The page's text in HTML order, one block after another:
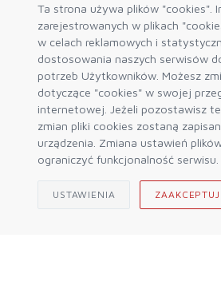
Ta strona używa plików "cookies".
zarejestrowanych w plikach
w celach reklamowych i
dostosowania naszych serwisów
potrzeb Użytkowników. Możesz
dotyczące "cookies" w swojej
internetowej. Jeżeli pozostawisz
zmian pliki cookies zostaną
urządzenia. Zmiana ustawień
ograniczyć funkcjonalność serwisu.
USTAWIENIA
Dostawa i wysyłka
Zwrot i wymiana
System rabatowy
Kody rabatowe
Blog